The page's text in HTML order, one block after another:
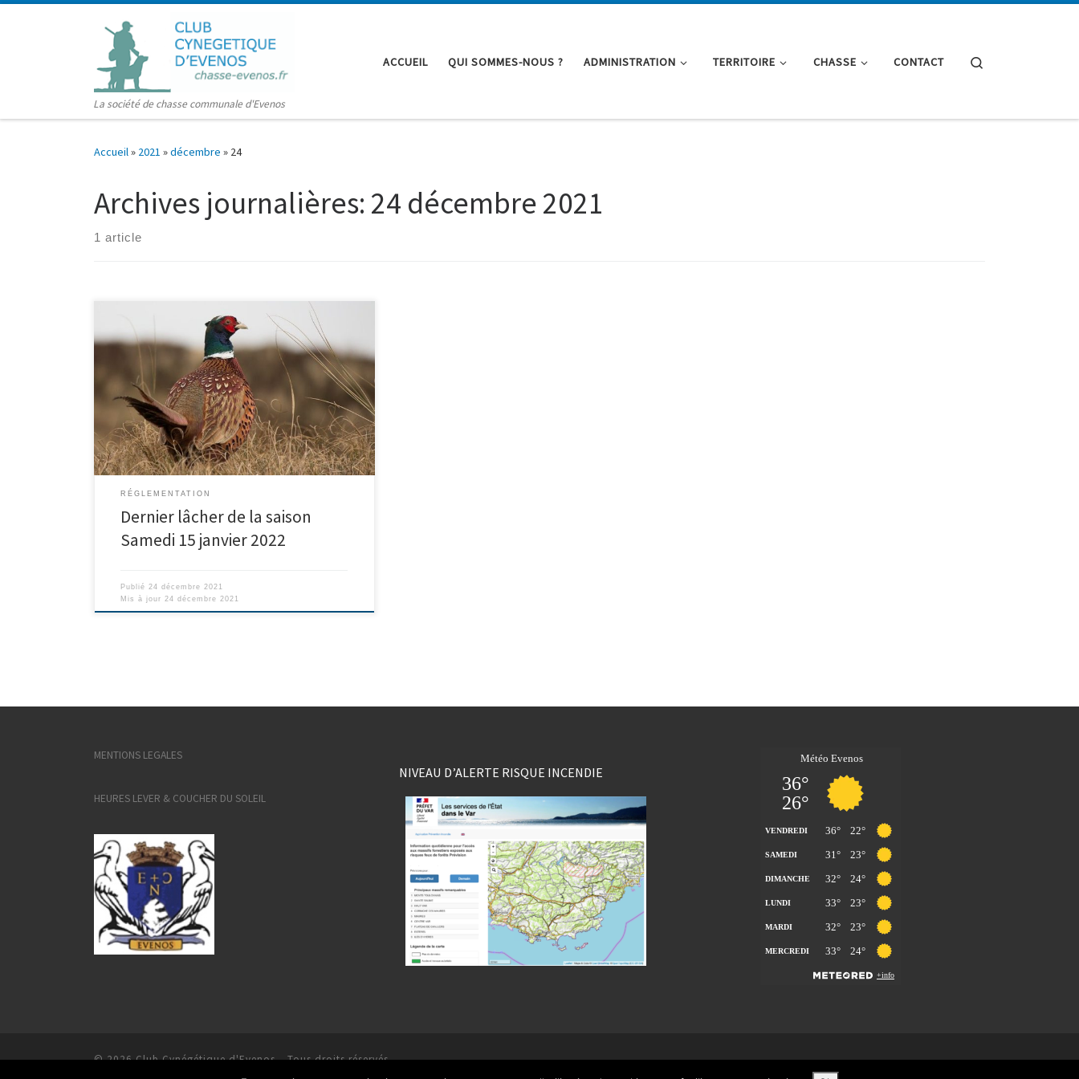
Passer au contenu
La société de chasse communale d'Evenos
ACCUEIL QUI SOMMES-NOUS ? ADMINISTRATION TERRITOIRE CHASSE CONTACT
Accueil» 2021 »décembre » 24
Archives journalières: 24 décembre 2021
1 article
Le dernier lâcher de la saison aura lieu aux endroits
habituels le samedi 15 janvier 2022. Le Président et les
membres du Conseil d’Administration du Club
Cynégétique vous souhaitent de joyeuses fêtes de fin
d’année et tous leurs meilleurs vœux pour 2022.
RÉGLEMENTATION
Dernier lâcher de la saison
Samedi 15 janvier 2022
Publié 24 décembre 2021
Mis à jour24 décembre 2021
MENTIONS LEGALES
HEURES LEVER & COUCHER DU SOLEIL
NIVEAU D’ALERTE RISQUE INCENDIE
© 2026Club Cynégétique d'Evenos– Tous droits réservés